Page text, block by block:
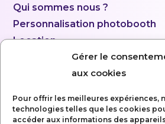
Gérer le
aux cookies
Pour offrir les meilleures expériences,
technologies telles que les cookies
accéder aux informations des
Qui sommes nous ?
Personnalisation photobooth
Location